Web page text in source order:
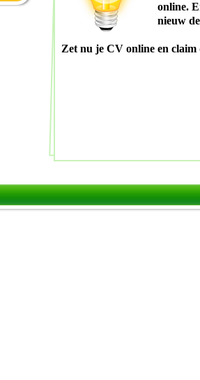
online.
nieuw
Zet nu je CV online en